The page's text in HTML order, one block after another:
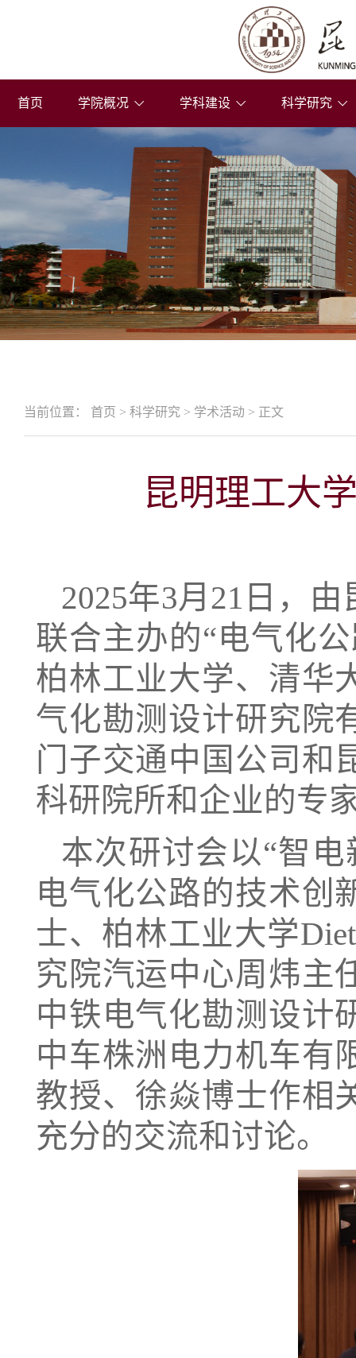
首页 学院概况 学科建设 科学研究
当前位置： 首页 > 科学研究 > 学术活动 > 正文
昆明理工大
2025年3月21日，
联合主办的“电气化
柏林工业大学、清华
气化勘测设计研究院
门子交通中国公司和
科研院所和企业的专
本次研讨会以“智
电气化公路的技术创
士、柏林工业大学
究院汽运中心周炜主
中铁电气化勘测设计
中车株洲电力机车有
教授、徐焱博士作相
充分的交流和讨论。